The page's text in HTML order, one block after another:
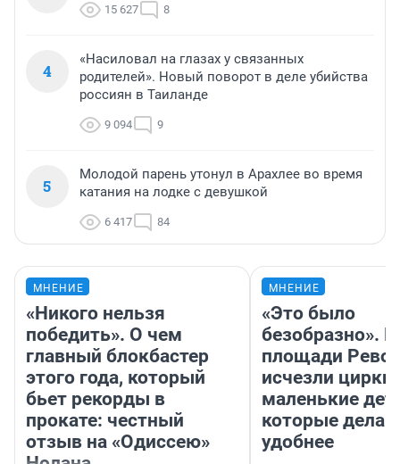
15 627 8
4
«Насиловал на глазах у связанных
родителей». Новый поворот в деле убийства
россиян в Таиланде
9 094 9
5
Молодой парень утонул в Арахлее во время
катания на лодке с девушкой
6 417 84
МНЕНИЕ
«Никого нельзя
победить». О чем
главный блокбастер
этого года, который
бьет рекорды в
прокате: честный
отзыв на «Одиссею»
МНЕНИЕ
«Это было
безобразно».
площади
исчезли цирки
маленькие
которые
удобнее